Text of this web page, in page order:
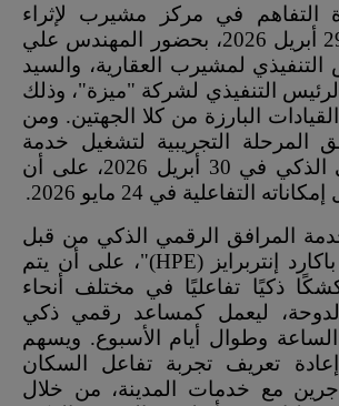
التفاهم في مركز مشيرب لإثراء
المجتمع بتاريخ 29 أبريل 2026، بحضور المهندس علي
التنفيذي لمشيرب العقارية، والسيد
التنفيذي لشركة "ميزة"، وذلك
البارزة من كلا الجهتين. ومن
المرحلة التجريبية لتشغيل خدمة
المرافق الرقمي الذكي في 30 أبريل 2026، على أن
التفاعلية في 24 مايو 2026.
المرافق الرقمي الذكي من قبل
شركة "هيوليت باكارد إنتربرايز (HPE)"، على أن يتم
عبر 15 كشكًا ذكيًا تفاعليًا في مختلف أنحاء
ليعمل كمساعد رقمي ذكي
وطوال أيام الأسبوع. ويسهم
تعريف تجربة تفاعل السكان
مع خدمات المدينة، من خلال